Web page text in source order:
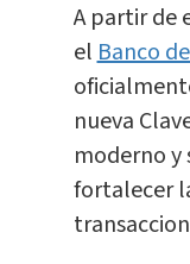
A partir de
elBanco
nueva
moderno y
fortalecer